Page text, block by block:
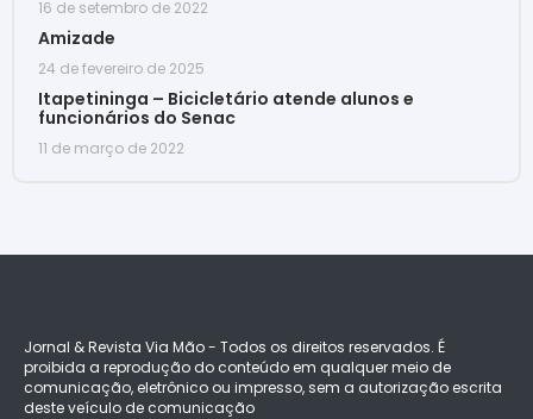
16 de setembro de 2022
Amizade
24 de fevereiro de 2025
Itapetininga – Bicicletário atende alunos e
funcionários do Senac
11 de março de 2022
Jornal & Revista Via Mão - Todos os direitos reservados. É
proibida a reprodução do conteúdo em qualquer meio de
comunicação, eletrônico ou impresso, sem a autorização escrita
deste veículo de comunicação